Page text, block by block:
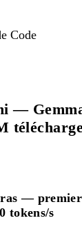
Code
—
—
tokens/s